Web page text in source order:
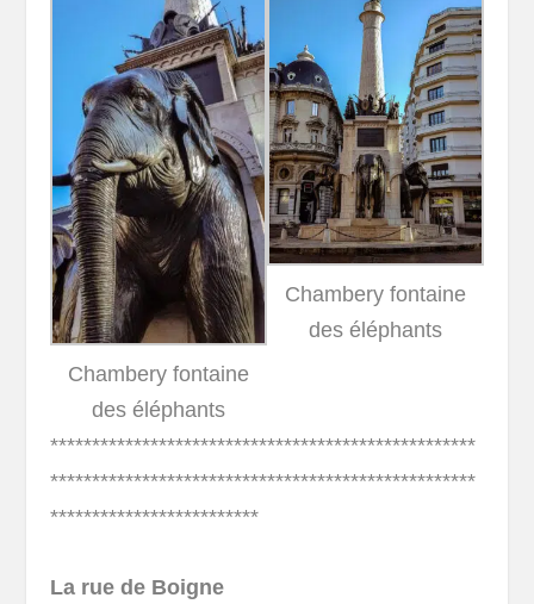
Chambery fontaine
des éléphants
Chambery fontaine
des éléphants
***************************************************
***************************************************
*************************
La rue de Boigne